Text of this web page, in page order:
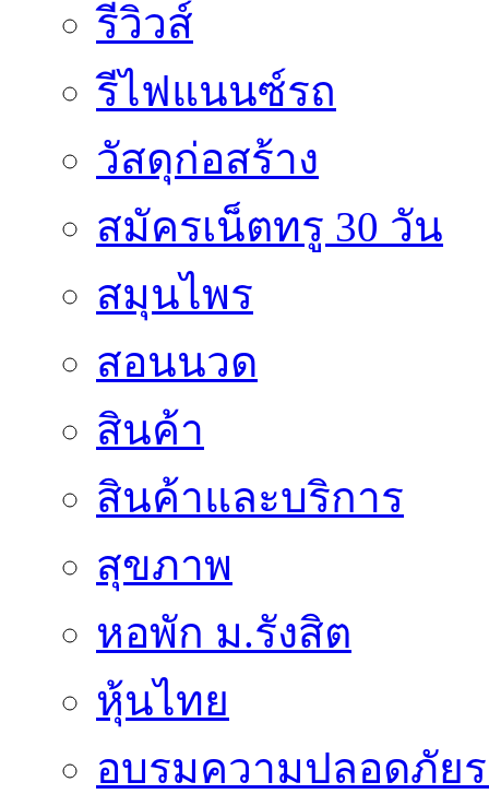
รีวิวส์
รีไฟแนนซ์รถ
วัสดุก่อสร้าง
สมัครเน็ตทรู 30 วัน
สมุนไพร
สอนนวด
สินค้า
สินค้าและบริการ
สุขภาพ
หอพัก ม.รังสิต
หุ้นไทย
อบรมความปลอดภัย